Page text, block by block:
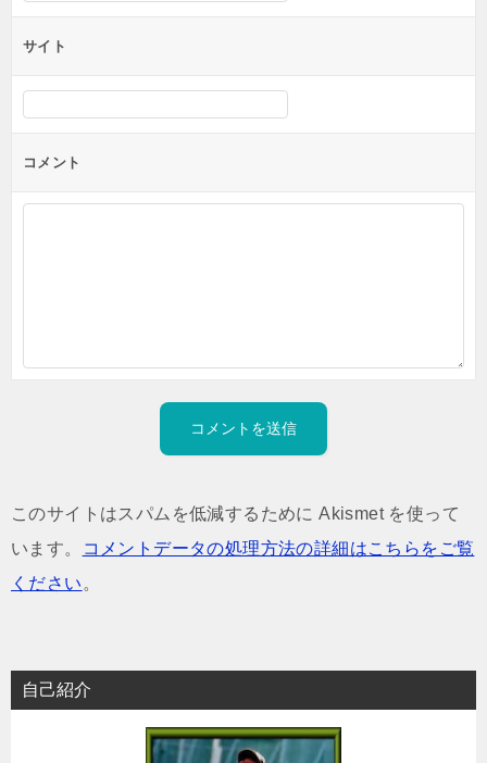
サイト
コメント
このサイトはスパムを低減するために Akismet を使って
います。
コメントデータの処理方法の詳細はこちらをご覧
ください 。
自己紹介